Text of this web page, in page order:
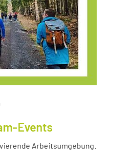
Events
Arbeitsumgebung.